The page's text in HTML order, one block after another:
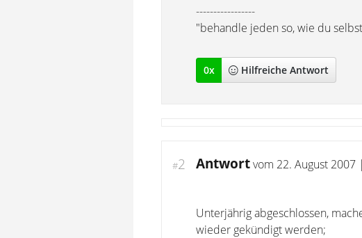
-----------------
"behandle jeden so, wie du
0x Hilfreiche Antwort
#2 Antwortvom 22. August 2007
Unterjährig abgeschlossen,
wieder gekündigt werden;